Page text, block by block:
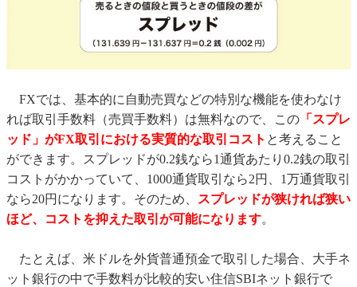
FXでは、基本的に自動売買などの特別な機能を使わなけ
れば取引手数料（売買手数料）は無料なので、この 「スプレ
ッド」がFX取引における実質的な取引コスト と考えること
ができます。スプレッドが0.2銭なら1通貨あたり0.2銭の取引
コストがかかっていて、1000通貨取引なら2円、1万通貨取引
なら20円になります。そのため、
スプレッドが狭ければ狭い
ほど、コストを抑えた取引が可能になります。
たとえば、米ドルを外貨普通預金で取引した場合、大手ネ
ット銀行の中で手数料が比較的安い住信SBIネット銀行で